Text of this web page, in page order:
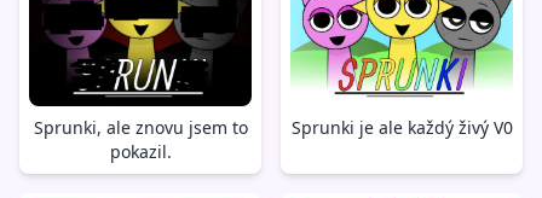
Sprunki, ale znovu jsem to
pokazil.
Sprunki je ale každý živý V0